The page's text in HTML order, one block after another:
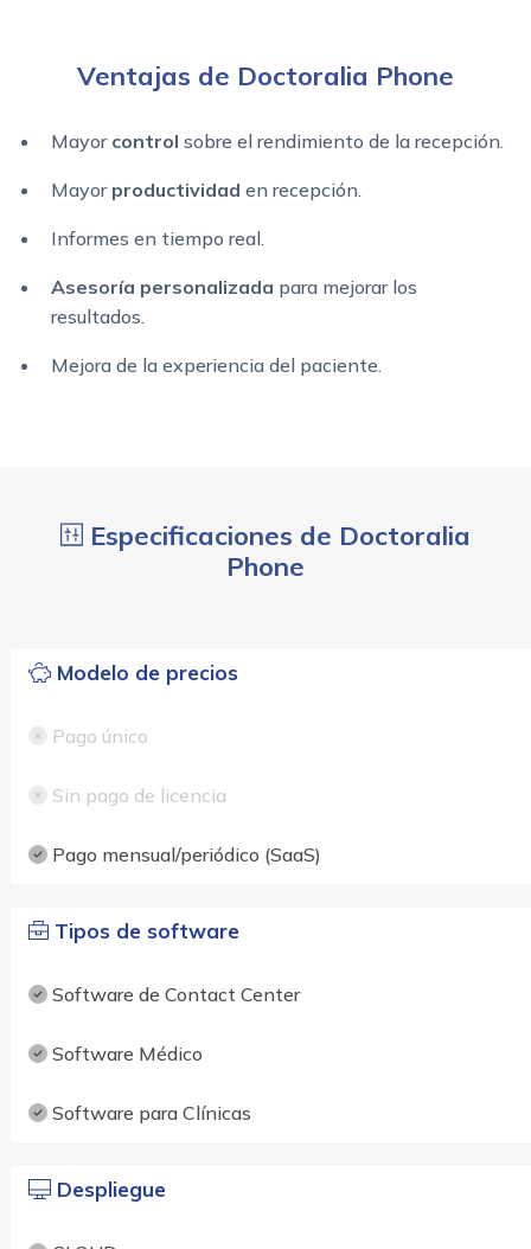
Ventajas de Doctoralia Phone
Mayor control sobre el rendimiento de la recepción.
Mayor productividad en recepción.
Informes en tiempo real.
Asesoría personalizada para mejorar los
resultados.
Mejora de la experiencia del paciente.
Especificaciones de Doctoralia
Phone
Modelo de precios
Pago único
Sin pago de licencia
Pago mensual/periódico (SaaS)
Tipos de software
Software de Contact Center
Software Médico
Software para Clínicas
Despliegue